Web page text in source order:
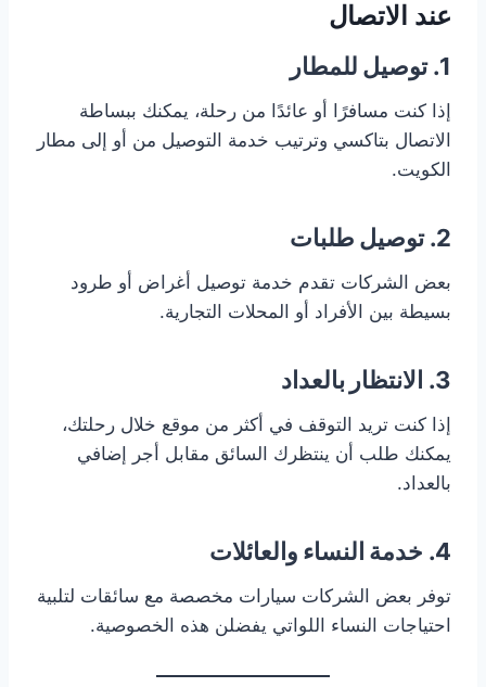
عند الاتصال
1. توصيل للمطار
إذا كنت مسافرًا أو عائدًا من رحلة، يمكنك ببساطة
الاتصال بتاكسي وترتيب خدمة التوصيل من أو إلى مطار
الكويت.
2. توصيل طلبات
بعض الشركات تقدم خدمة توصيل أغراض أو طرود
بسيطة بين الأفراد أو المحلات التجارية.
3. الانتظار بالعداد
إذا كنت تريد التوقف في أكثر من موقع خلال رحلتك،
يمكنك طلب أن ينتظرك السائق مقابل أجر إضافي
بالعداد.
4. خدمة النساء والعائلات
توفر بعض الشركات سيارات مخصصة مع سائقات لتلبية
احتياجات النساء اللواتي يفضلن هذه الخصوصية.